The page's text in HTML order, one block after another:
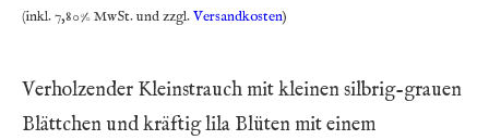
(inkl. 7,80% MwSt. und zzgl.Versandkosten)
Verholzender Kleinstrauch mit kleinen silbrig-grauen
Blättchen und kräftig lila Blüten mit einem